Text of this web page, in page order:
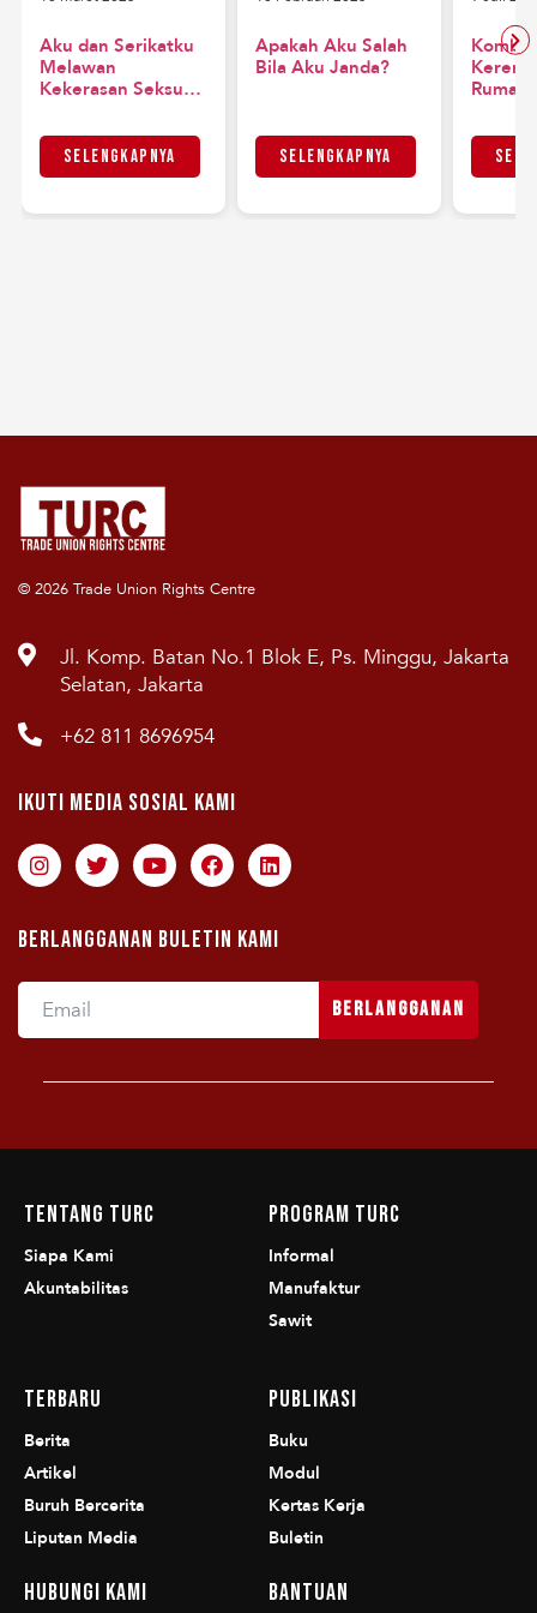
Aku dan Serikatku
Melawan
Kekerasan Seksual
Kesayangan
Manajemen
Selengkapnya
Apakah Aku Salah
Bila Aku Janda?
Selengkapnya
saat
© 2026 Trade Union Rights Centre
Jl. Komp. Batan No.1 Blok E, Ps. Minggu, Jakarta
Selatan, Jakarta
+62 811 8696954
Ikuti Media Sosial Kami
Berlangganan Buletin Kami
Berlangganan
Tentang TURC
Siapa Kami
Akuntabilitas
Program TURC
Informal
Manufaktur
Sawit
Terbaru
Berita
Artikel
Buruh Bercerita
Liputan Media
Publikasi
Buku
Modul
Kertas Kerja
Buletin
Hubungi Kami Bantuan